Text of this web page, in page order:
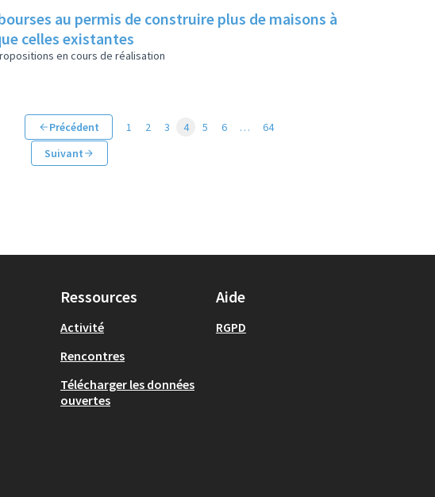
au permis de construire plus de maisons à
celles existantes
en cours de réalisation
Précédent 1 2 3 4 5 6 …
64
Suivant
Ressources
Activité
Rencontres
Télécharger les données
ouvertes
Aide
RGPD